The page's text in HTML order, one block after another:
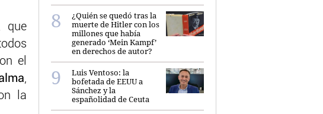
que
el
,
la
¿Quién se quedó tras la
muerte de Hitler con los
millones que había
generado ‘Mein Kampf’
en derechos de autor?
Luis Ventoso: la
bofetada de EEUU a
Sánchez y la
españolidad de Ceuta